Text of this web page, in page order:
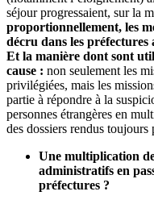
séjour progressaient, sur la
proportionnellement, les
décru dans les préfectures
Et la manière dont sont
cause : non seulement les
privilégiées, mais les
partie à répondre à la
personnes étrangères en
des dossiers rendus
Une multiplication
administratifs en
préfectures ?